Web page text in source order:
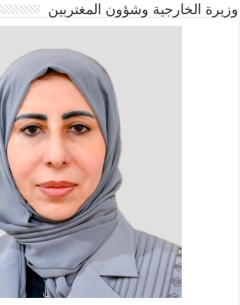
وزيرة الخارجية وشؤون المغتربين